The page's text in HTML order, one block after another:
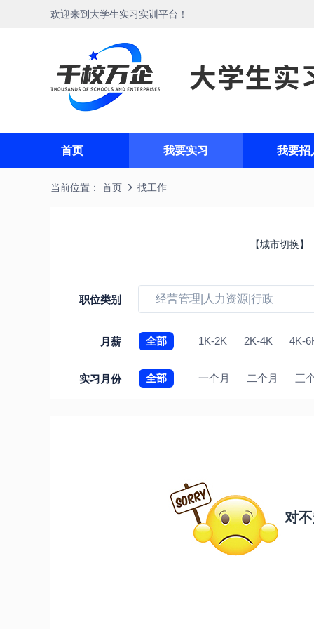
欢迎来到大学生实习实训平台！
首页 我要实习 我要招
当前位置： 首页 找工作
职位类别
月薪 全部 1K-2K 2K-4K 4K-
实习月份 全部 一个月 二个月 三
对